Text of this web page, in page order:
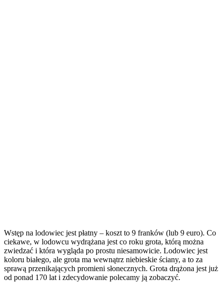
Wstęp na lodowiec jest płatny – koszt to 9 franków (lub 9 euro). Co
ciekawe, w lodowcu wydrążana jest co roku grota, którą można
zwiedzać i która wygląda po prostu niesamowicie. Lodowiec jest
koloru białego, ale grota ma wewnątrz niebieskie ściany, a to za
sprawą przenikających promieni słonecznych. Grota drążona jest już
od ponad 170 lat i zdecydowanie polecamy ją zobaczyć.